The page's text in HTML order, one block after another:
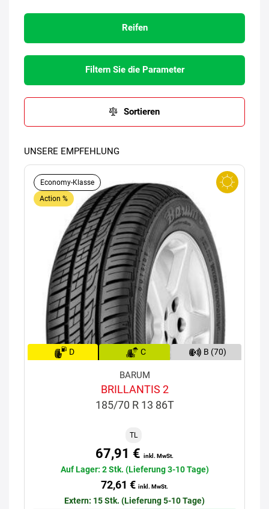
Reifen
Filtern Sie die Parameter
Sortieren
UNSERE EMPFEHLUNG
Economy-Klasse
Action %
D C B (70)
BARUM
BRILLANTIS 2
185/70 R 13 86T
TL
67,91 € inkl. MwSt.
Auf Lager: 2 Stk. (Lieferung 3-10 Tage)
72,61 € inkl. MwSt.
Extern: 15 Stk. (Lieferung 5-10 Tage)